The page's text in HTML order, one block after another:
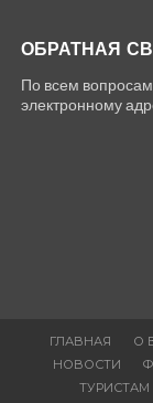
ОБРАТНАЯ
По всем
электронному
ГЛАВНАЯ О
НОВОСТИ
ТУРИСТАМ